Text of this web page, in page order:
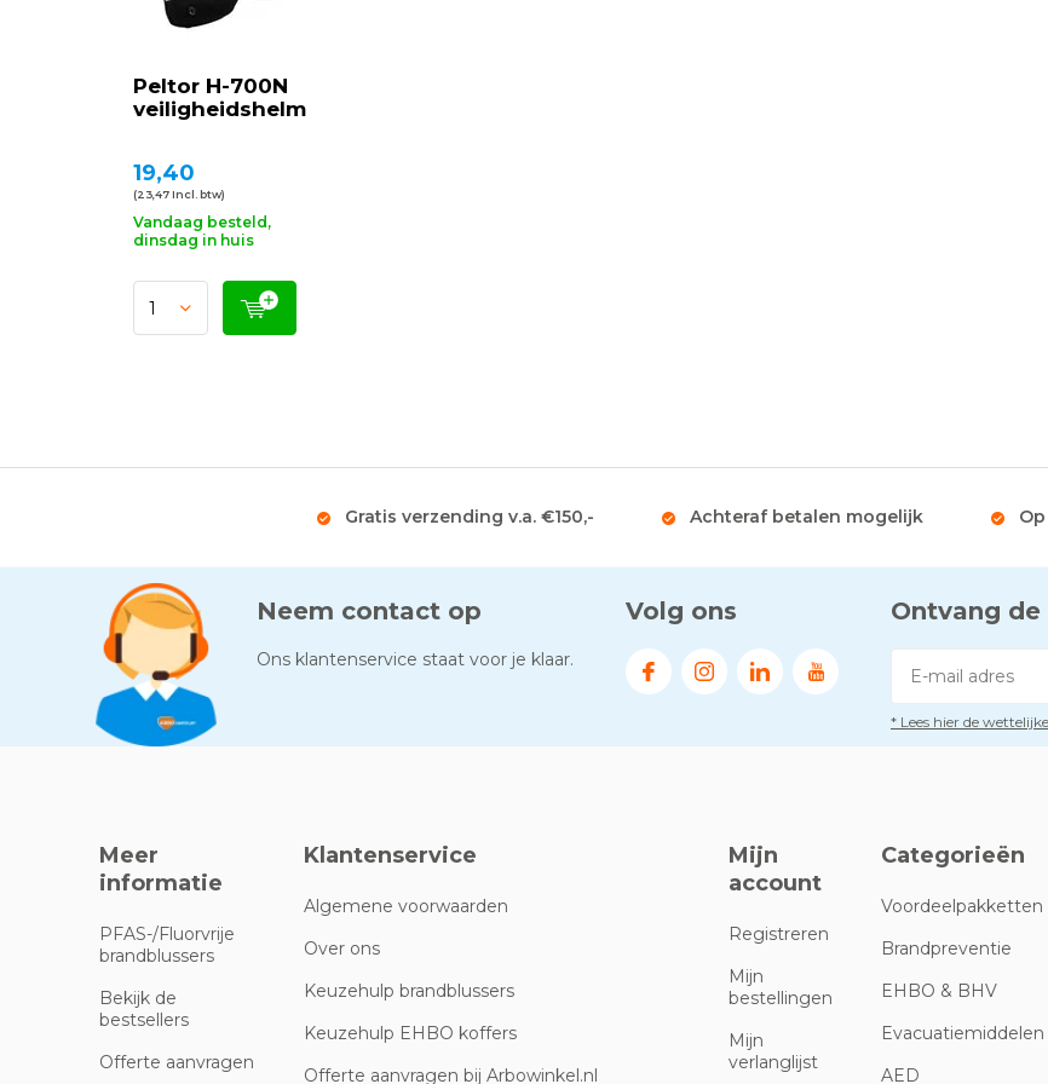
Peltor H-700N
veiligheidshelm
19,40
(23,47 Incl. btw)
Vandaag besteld,
dinsdag in huis
Gratis verzending v.a. €150,- Achteraf betalen mogelijk
Neem contact op
Ons klantenservice staat voor je klaar.
Volg ons Ontvang
* Lees hier de
Meer
informatie
PFAS-/Fluorvrije
brandblussers
Bekijk de
bestsellers
Offerte aanvragen
Klantenservice
Algemene voorwaarden
Over ons
Keuzehulp brandblussers
Keuzehulp EHBO koffers
Offerte aanvragen bij Arbowinkel.nl
Mijn
account
Registreren
Mijn
bestellingen
Mijn
verlanglijst
Categorieën
Voordeelpakketten
Brandpreventie
EHBO & BHV
Evacuatiemiddelen
AED